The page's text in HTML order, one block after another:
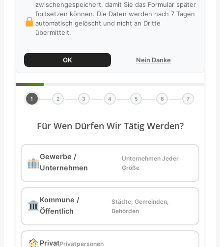
zwischengespeichert, damit Sie das Formular später
fortsetzen können. Die Daten werden nach 7 Tagen
automatisch gelöscht und nicht an Dritte
übermittelt.
OK Nein Danke
1 2 3 4 5 6 7
Für Wen Dürfen Wir Tätig Werden?
Gewerbe /
Unternehmen
Unternehmen Jeder
Größe
Kommune /
Öffentlich
Städte, Gemeinden,
Behörden
PrivatPrivatpersonen